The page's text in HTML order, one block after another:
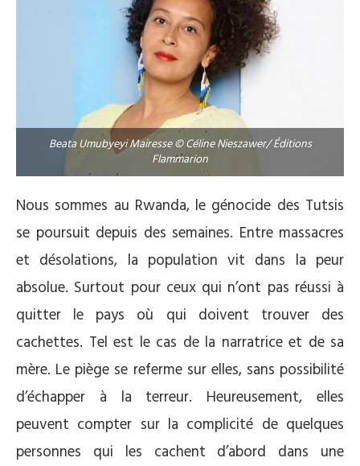
Beata Umubyeyi Mairesse © Céline Nieszawer/ Éditions
Flammarion
Nous sommes au Rwanda, le génocide des Tutsis
se poursuit depuis des semaines. Entre massacres
et désolations, la population vit dans la peur
absolue. Surtout pour ceux qui n’ont pas réussi à
quitter le pays où qui doivent trouver des
cachettes. Tel est le cas de la narratrice et de sa
mère. Le piège se referme sur elles, sans possibilité
d’échapper à la terreur. Heureusement, elles
peuvent compter sur la complicité de quelques
personnes qui les cachent d’abord dans une